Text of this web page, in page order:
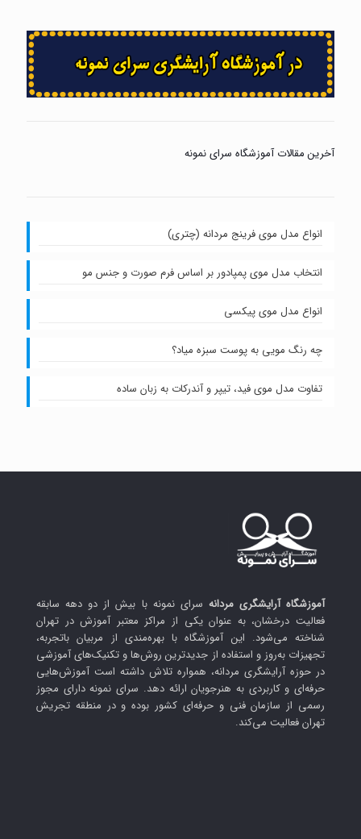
آخرین مقالات آموزشگاه سرای نمونه
انواع مدل موی فرینج مردانه (چتری)
انتخاب مدل موی پمپادور بر اساس فرم صورت و جنس مو
انواع مدل موی پیکسی
چه رنگ مویی به پوست سبزه میاد؟
تفاوت مدل موی فید، تیپر و آندرکات به زبان ساده
آموزشگاه آرایشگری مردانه سرای نمونه با بیش از دو دهه سابقه
فعالیت درخشان، به عنوان یکی از مراکز معتبر آموزش در تهران
شناخته می‌شود. این آموزشگاه با بهره‌مندی از مربیان باتجربه،
تجهیزات به‌روز و استفاده از جدیدترین روش‌ها و تکنیک‌های آموزشی
در حوزه آرایشگری مردانه، همواره تلاش داشته است آموزش‌هایی
حرفه‌ای و کاربردی به هنرجویان ارائه دهد. سرای نمونه دارای مجوز
رسمی از سازمان فنی و حرفه‌ای کشور بوده و در منطقه تجریش
تهران فعالیت می‌کند.